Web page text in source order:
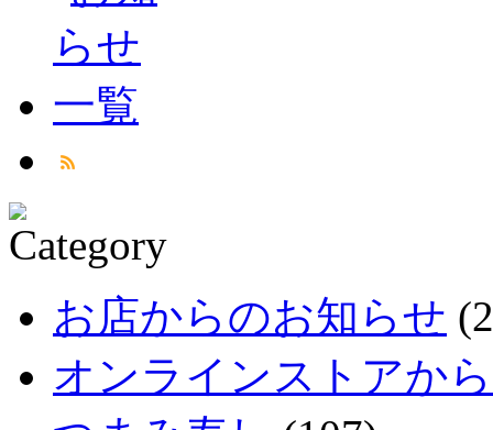
お店からのお知らせ
オンラインストアか